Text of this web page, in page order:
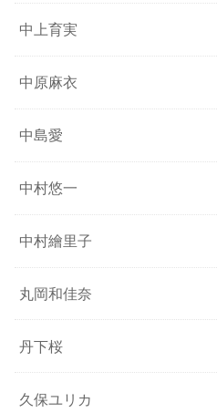
中上育実
中原麻衣
中島愛
中村悠一
中村繪里子
丸岡和佳奈
丹下桜
久保ユリカ